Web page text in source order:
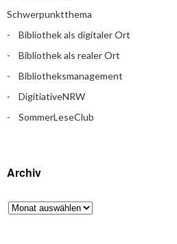
Schwerpunktthema
Bibliothek als digitaler Ort
Bibliothek als realer Ort
Bibliotheksmanagement
DigitiativeNRW
SommerLeseClub
Archiv